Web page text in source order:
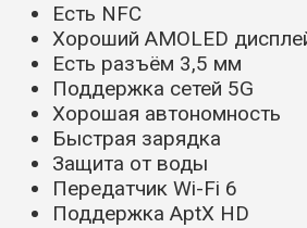
Есть NFC
Хороший AMOLED
Есть разъём 3,5 мм
Поддержка сетей 5G
Хорошая автономность
Быстрая зарядка
Защита от воды
Передатчик Wi-Fi 6
Поддержка AptX HD